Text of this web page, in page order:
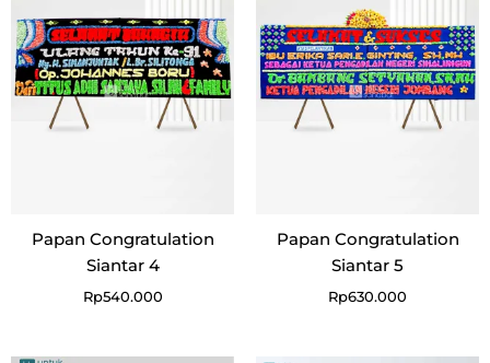
Papan Congratulation
Siantar 4
Rp540.000
Papan Congratulation
Siantar 5
Rp630.000